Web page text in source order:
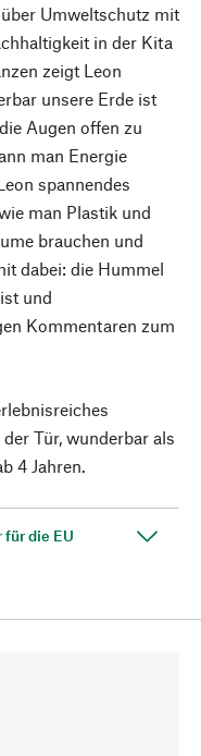
Umweltschutz mit
in der Kita
zeigt Leon
unsere Erde ist
Augen offen zu
man Energie
spannendes
man Plastik und
brauchen und
dabei: die Hummel
und
Kommentaren zum
Tür, wunderbar als
4 Jahren.
die EU